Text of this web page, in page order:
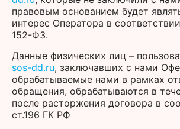
правовым основанием будет
интерес Оператора в
152-ФЗ.
Данные физических лиц –
sos-dd.ru, заключавших с нами
обрабатываемые нами в рамках
обращения, обрабатываются в
после расторжения договора в
ст.196 ГК РФ